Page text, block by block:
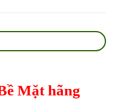
Mặt hãng